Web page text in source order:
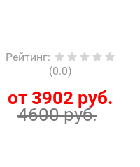
Рейтинг:
(0.0)
от 3902 руб.
4600 руб.